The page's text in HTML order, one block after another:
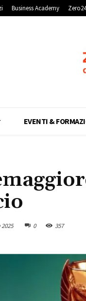
Business Academy
EVENTI &
0 357